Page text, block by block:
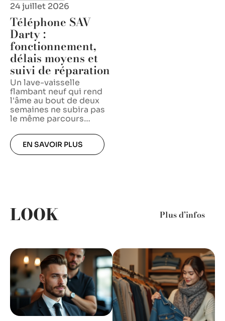
24 juillet 2026
Téléphone SAV
Darty :
fonctionnement,
délais moyens et
suivi de réparation
Un lave-vaisselle
flambant neuf qui rend
l'âme au bout de deux
semaines ne subira pas
le même parcours…
EN SAVOIR PLUS
LOOK Plus d’infos